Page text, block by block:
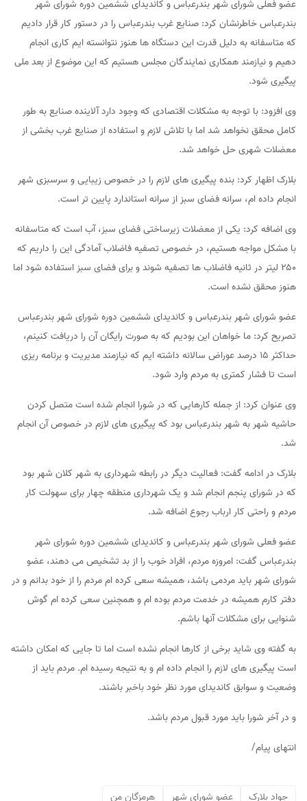
عضو فعلی شورای شهر بندرعباس و کاندیدای ششمین دوره شورای شهر
بندرعباس خاطرنشان کرد: صنایع غرب بندرعباس را در دستور کار قرار دادیم
که متاسفانه به دلیل قدرت این دستگاه ها هنوز نتوانسته ایم کاری انجام
دهیم و نیازمند همکاری نمایندگان مجلس هستیم که این موضوع از بعد ملی
پیگیری شود.
وی افزود: با توجه به مشکلات اقتصادی که وجود دارد آلاینده صنایع به طور
کامل محقق نخواهد شد اما با تلاش لازم و استفاده از صنایع غرب بخشی از
معضلات شهری حل خواهد شد.
بلارک اظهار کرد: بنده پیگیری های لازم را در خصوص زیبایی و سرسبزی شهر
انجام داده ام، سرانه فضای سبز از سرانه استاندارد پایین تر است.
وی اضافه کرد: یکی از معضلات زیرساختی فضای سبز، آب است که متاسفانه
با مشکل مواجه هستیم، در خصوص تصفیه فاضلاب آمادگی این را داریم که
۲۵۰ لیتر در ثانیه فاضلاب ها تصفیه شوند و برای فضای سبز استفاده شود اما
هنوز محقق نشده است.
عضو شورای شهر بندرعباس و کاندیدای ششمین دوره شورای شهر بندرعباس
تصریح کرد: ما خواهان این بودیم که به صورت رایگان آن را دریافت کنینم،
حداکثر ۱۵ درصد عوراض سالانه داشته ایم که نیازمند مدیریت و برنامه ریزی
است تا فشار کمتری به مردم وارد شود.
وی عنوان کرد: از جمله کارهایی که در شورا انجام شده است متصل کردن
حاشیه شهر به شهر بندرعباس بود که پیگیری های لازم در خصوص آن انجام
شد.
بلارک در ادامه گفت: فعالیت دیگر در رابطه شهرداری به شهر کلان شهر بود
که در شورای پنجم انجام شد و یک شهرداری منطقه چهار برای سهولت کار
مردم و راحتی کار ارباب رجوع اضافه شد.
عضو فعلی شورای شهر بندرعباس و کاندیدای ششمین دوره شورای شهر
بندرعباس گفت: امروزه مردم، افراد خوب را از بد تشخیص می دهند، عضو
شورای شهر باید مردمی باشد، همیشه سعی کرده ام مردم را از خود بدانم و در
دفتر کارم همیشه در خدمت مردم بوده ام و همچنین سعی کرده ام گوش
شنوایی برای مشکلات آنها باشم.
به گفته وی شاید برخی از کارها انجام نشده است اما تا جایی که امکان داشته
است پیگیری های لازم را انجام داده ام و به نتیجه رسیده ام. مردم باید از
وضعیت و سوابق کاندیدای مورد نظر خود باخبر باشند.
و در آخر شورا باید مورد قبول مردم باشد.
انتهای پیام/
جواد بلارک عضو شورای شهر هرمزگان من